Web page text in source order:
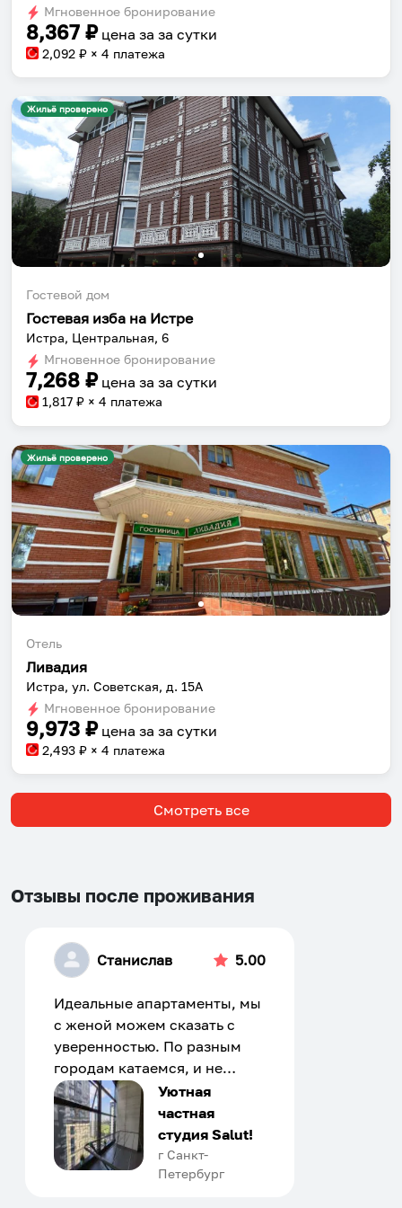
changing
dates.
changing
dates.
Мгновенное бронирование
8,367 ₽ цена за за сутки
2,092 ₽ × 4 платежа
Жильё проверено
Гостевой дом
Гостевая изба на Истре
Истра, Центральная, 6
Мгновенное бронирование
7,268 ₽ цена за за сутки
1,817 ₽ × 4 платежа
Жильё проверено
Отель
Ливадия
Истра, ул. Советская, д. 15А
Мгновенное бронирование
9,973 ₽ цена за за сутки
2,493 ₽ × 4 платежа
Смотреть все
Отзывы после проживания
Станислав 5.00
Идеальные апартаменты, мы
с женой можем сказать с
уверенностью. По разным
городам катаемся, и не
только в России. Сервис на
отличном уровне. Хозяин
апартаментов доброй души
человек, всегда можно
договориться, подскажет
Уютная
частная
студия Salut!
г Санкт-
Петербург